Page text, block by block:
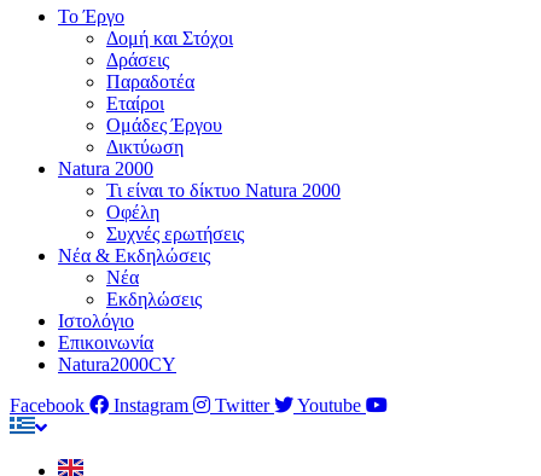
Το Έργο
Δομή και Στόχοι
Δράσεις
Παραδοτέα
Εταίροι
Ομάδες Έργου
Δικτύωση
Natura 2000
Τι είναι το δίκτυο Natura 2000
Οφέλη
Συχνές ερωτήσεις
Νέα & Εκδηλώσεις
Νέα
Εκδηλώσεις
Ιστολόγιο
Επικοινωνία
Natura2000CY
Facebook
Instagram Twitter Youtube